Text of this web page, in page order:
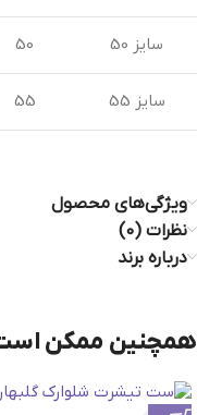
سایز 50 50
سایز 55 55
ویژگی‌های محصول
نظرات (0)
درباره برند
همچنین ممکن